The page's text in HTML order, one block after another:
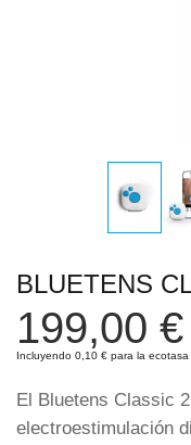
BLUETENS
199,00 €
Incluyendo 0,10 € para la ecotasa
El Bluetens Classic
electroestimulación